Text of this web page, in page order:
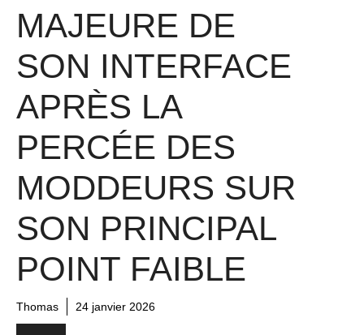
MAJEURE DE
SON INTERFACE
APRÈS LA
PERCÉE DES
MODDEURS SUR
SON PRINCIPAL
POINT FAIBLE
Thomas 24 janvier 2026